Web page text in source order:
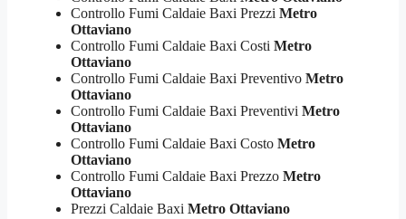
Controllo Fumi Caldaie Baxi Prezzi Metro
Ottaviano
Controllo Fumi Caldaie Baxi Costi Metro
Ottaviano
Controllo Fumi Caldaie Baxi Preventivo Metro
Ottaviano
Controllo Fumi Caldaie Baxi Preventivi Metro
Ottaviano
Controllo Fumi Caldaie Baxi Costo Metro
Ottaviano
Controllo Fumi Caldaie Baxi Prezzo Metro
Ottaviano
Prezzi Caldaie Baxi Metro Ottaviano